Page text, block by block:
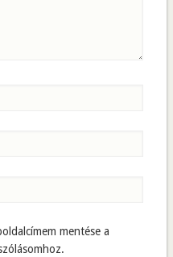
mentése a